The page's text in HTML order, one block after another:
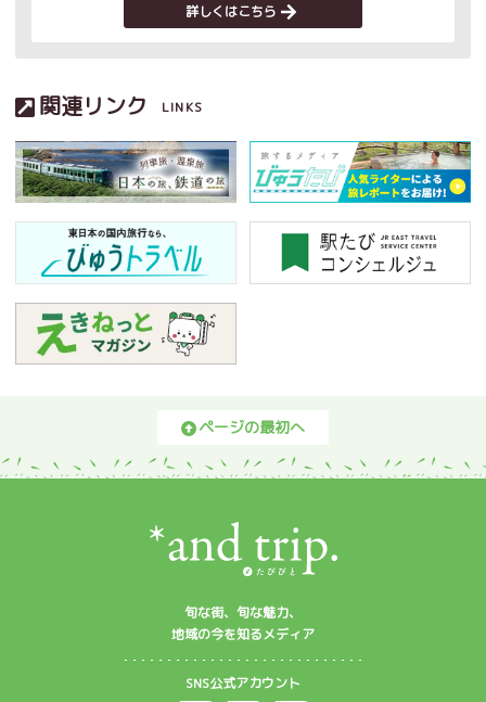
詳しくはこちら
関連リンク LINKS
ページの最初へ
旬な街、旬な魅力、
地域の今を知るメディア
SNS公式アカウント